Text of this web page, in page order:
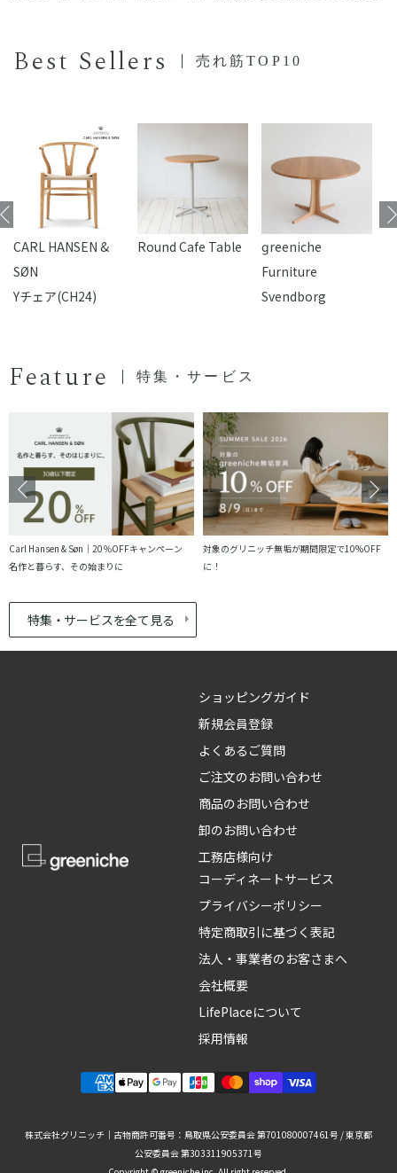
Best Sellers 売れ筋TOP10
CARL HANSEN &
SØN
Yチェア(CH24)
Round Cafe Table
reeniche
Furniture
Svendborg
Feature 特集・サービス
Carl Hansen & Søn｜20％OFFキャンペーン
名作と暮らす、その始まりに
対象のグリニッチ無垢が期間限定で10%OFF
に！
特集・サービスを全て見る
ショッピングガイド
新規会員登録
よくあるご質問
ご注文のお問い合わせ
商品のお問い合わせ
卸のお問い合わせ
工務店様向け
コーディネートサービス
プライバシーポリシー
特定商取引に基づく表記
法人・事業者のお客さまへ
会社概要
LifePlaceについて
採用情報
株式会社グリニッチ｜古物商許可番号：鳥取県公安委員会 第701080007461号 / 東京都
公安委員会 第303311905371号